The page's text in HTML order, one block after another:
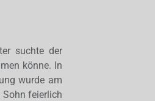
suchte der
könne. In
wurde am
feierlich